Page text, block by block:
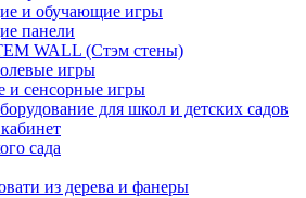
и обучающие игры
панели
WALL (Cтэм стены)
игры
и сенсорные игры
для школ и детских садов
сада
из дерева и фанеры